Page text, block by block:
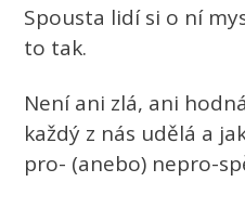
Spousta lidí si o ní
to tak.
Není ani zlá, ani
každý z nás udělá a
pro- (anebo) nepro-